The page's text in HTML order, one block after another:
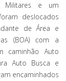
Militares e um
deslocados
de Área e
(BOA) com a
caminhão Auto
Auto Busca e
encaminhados